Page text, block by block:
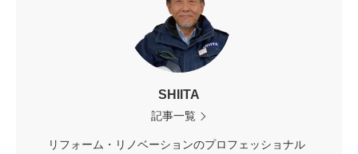
SHIITA
記事一覧
リフォーム・リノベーションのプロフェッショナル